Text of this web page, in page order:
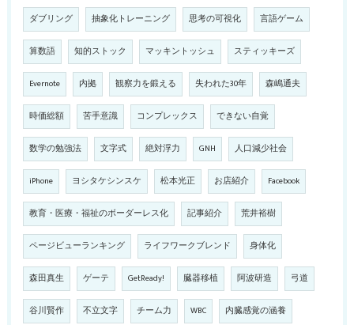
ダブリング 抽象化トレーニング 思考の可視化 言語ゲーム
算数語 知的ストック マッキントッシュ スティッキーズ
Evernote 内拠 観察力を鍛える 失われた30年 森嶋通夫
時価総額 苦手意識 コンプレックス できない自覚
数学の勉強法 文字式 絶対浮力 GNH 人口減少社会
iPhone ヨシタケシンスケ 松本光正 お店紹介 Facebook
教育・医療・福祉のボーダーレス化 記事紹介 荒井裕樹
ページビューランキング ライフワークブレンド 身体化
森田真生 ゲーテ GetReady! 臓器移植 阿波研造 弓道
谷川賢作 不立文字 チーム力 WBC 内臓感覚の涵養